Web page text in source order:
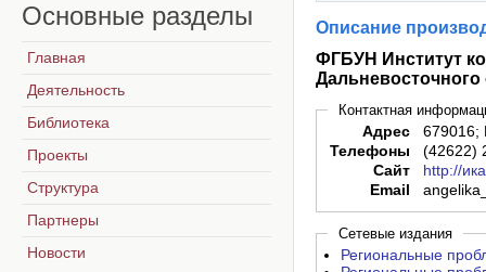
Описание
ФГБУН Институт
Контактная
Адрес
679016;
Телефоны
(42622)
Сайт
http://
Email
Сетевые издания
Региональные
Основные разделы
Главная
Деятельность
Библиотека
Проекты
Структура
Партнеры
Новости